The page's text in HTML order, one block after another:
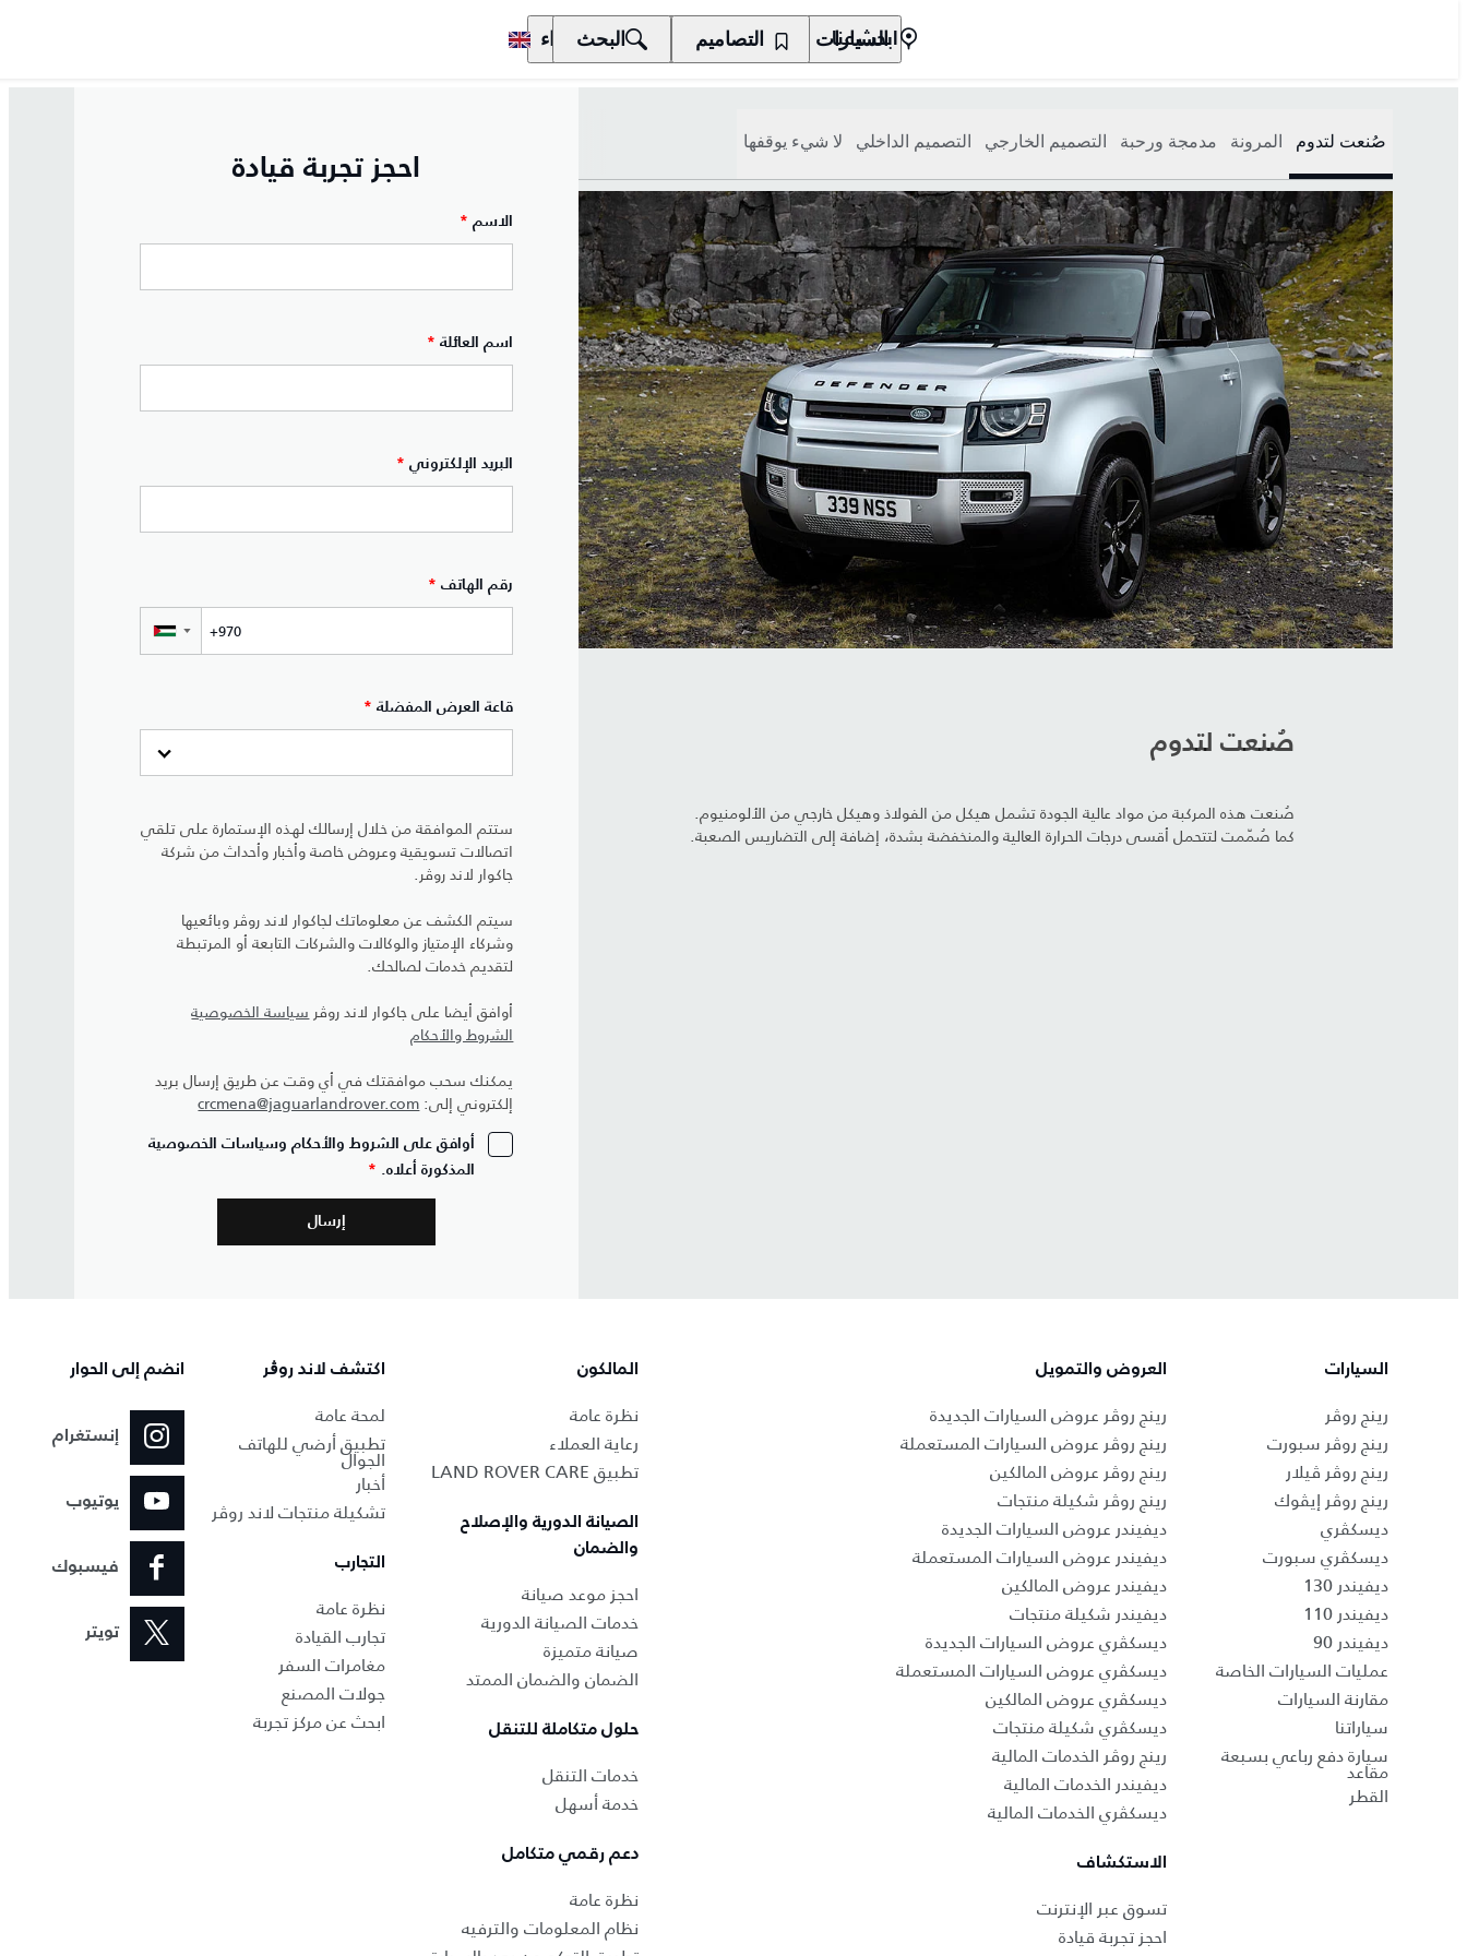
السيارات المالكون الاكتشاف الشراء ابحث عنا التصاميم البحث
صُنعت لتدوم المرونة مدمجة ورحبة التصميم الخارجي التصميم الداخلي لا شيء يوقفها
صُنعت لتدوم
صُنعت هذه المركبة من مواد عالية الجودة تشمل هيكل من الفولاذ وهيكل خارجي من الألومنيوم.
كما صُمّمت لتتحمل أقسى درجات الحرارة العالية والمنخفضة بشدة، إضافة إلى التضاريس الصعبة.
احجز تجربة قيادة
الاسم *
اسم العائلة *
البريد الإلكتروني *
رقم الهاتف *
▼
قاعة العرض المفضلة *
ستتم الموافقة من خلال إرسالك لهذه الإستمارة على تلقي
اتصالات تسويقية وعروض خاصة وأخبار وأحداث من شركة
جاكوار لاند روڤر.
سيتم الكشف عن معلوماتك لجاكوار لاند روڤر وبائعيها
وشركاء الإمتياز والوكالات والشركات التابعة أو المرتبطة
لتقديم خدمات لصالحك.
أوافق أيضا على جاكوار لاند روڤر سياسة الخصوصية
الشروط والأحكام
يمكنك سحب موافقتك في أي وقت عن طريق إرسال بريد
إلكتروني إلى: crcmena@jaguarlandrover.com
أوافق على الشروط والأحكام وسياسات الخصوصية
المذكورة أعلاه. *
السيارات
رينج روڤر
رينج روڤر سبورت
رينج روڤر ڤيلار
رينج روڤر إيڤوك
ديسكڤري
ديسكڤري سبورت
ديفيندر 130
ديفيندر 110
ديفيندر 90
عمليات السيارات الخاصة
مقارنة السيارات
سياراتنا
سيارة دفع رباعي بسبعة
مقاعد
القطر
العروض والتمويل
رينج روڤر عروض السيارات الجديدة
رينج روڤر عروض السيارات المستعملة
رينج روڤر عروض المالكين
رينج روڤر شكيلة منتجات
ديفيندر عروض السيارات الجديدة
ديفيندر عروض السيارات المستعملة
ديفيندر عروض المالكين
ديفيندر شكيلة منتجات
ديسكڤري عروض السيارات الجديدة
ديسكڤري عروض السيارات المستعملة
ديسكڤري عروض المالكين
ديسكڤري شكيلة منتجات
رينج روڤر الخدمات المالية
ديفيندر الخدمات المالية
ديسكڤري الخدمات المالية
الاستكشاف
تسوق عبر الإنترنت
احجز تجربة قيادة
المالكون
نظرة عامة
رعاية العملاء
تطبيق LAND ROVER CARE
الصيانة الدورية والإصلاح
والضمان
احجز موعد صيانة
خدمات الصيانة الدورية
صيانة متميزة
الضمان والضمان الممتد
حلول متكاملة للتنقل
خدمات التنقل
خدمة أسهل
دعم رقمي متكامل
نظرة عامة
نظام المعلومات والترفيه
اكتشف لاند روڨر
لمحة عامة
تطبيق أرضي للهاتف
الجوال
أخبار
تشكيلة منتجات لاند روڤر
التجارب
نظرة عامة
تجارب القيادة
مغامرات السفر
جولات المصنع
ابحث عن مركز تجربة
انضم إلى الحوار
إنستغرام
يوتيوب
فيسبوك
تويتر